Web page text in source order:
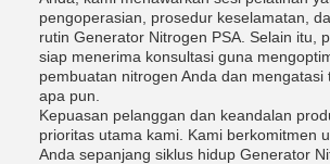
pengoperasian, prosedur keselamatan,
rutin Generator Nitrogen PSA. Selain itu,
siap menerima konsultasi guna
pembuatan nitrogen Anda dan mengatasi
apa pun.
Kepuasan pelanggan dan keandalan
prioritas utama kami. Kami berkomitmen
Anda sepanjang siklus hidup Generator